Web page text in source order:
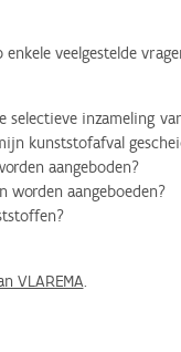
veelgestelde
selectieve inzameling
kunststofafval
aangeboden?
worden aangeboeden?
VLAREMA.